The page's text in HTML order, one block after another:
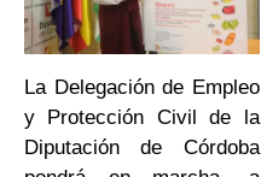
La Delegación de Empleo
y Protección Civil de la
Diputación de Córdoba